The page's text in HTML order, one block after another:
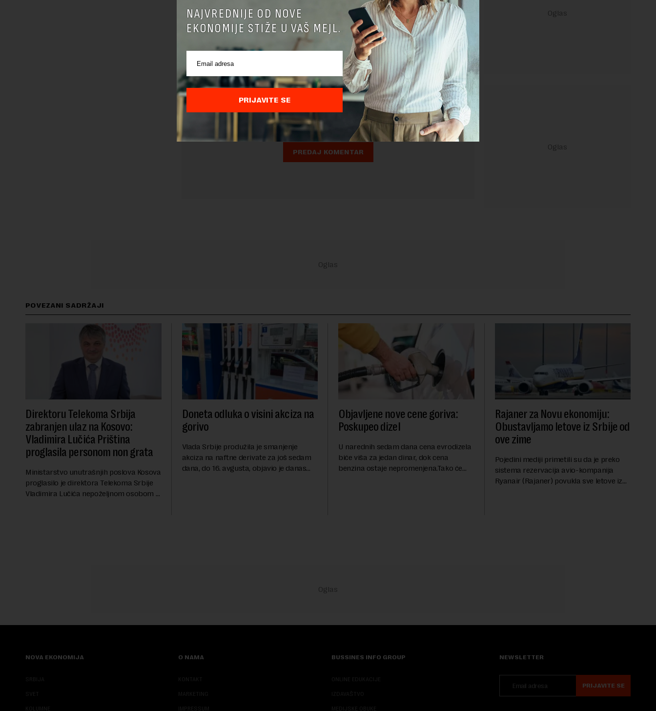
Pre slanja komentara, molimo vas da se upoznate sapravilima komentarisanja i pravilima
korišćenja sajta.
Google Politika Privatnosti i Google Uslovi
POVEZANI SADRŽAJI
Direktoru Telekoma Srbija
zabranjen ulaz na Kosovo:
Vladimira Lučića Priština
proglasila personom non grata
Ministarstvo unutrašnjih poslova Kosova
proglasilo je direktora Telekoma Srbije
Vladimira Lučića nepoželjnom osobom i
Doneta odluka o visini akciza na
gorivo
Vlada Srbije produžila je smanjenje
akciza na naftne derivate za još sedam
dana, do 16. avgusta, objavio je danas
Objavljene nove cene goriva:
Poskupeo dizel
U narednih sedam dana cena evrodizela
biće viša za jedan dinar, dok cena
benzina ostaje nepromenjena.Tako će
Rajaner za Novu ekonomiju:
Obustavljamo letove iz Srbije od
ove zime
Pojedini mediji primetili su da je preko
sistema rezervacija avio-kompanija
Ryanair (Rajaner) povukla sve letove iz
NOVA EKONOMIJA
SRBIJA
SVET
KOLUMNE
O NAMA
KONTAKT
MARKETING
IMPRESSUM
BUSSINES INFO GROUP
ONLINE EDUKACIJE
IZDAVAŠTVO
MEDIJSKE OBUKE
NEWSLETTER
PRIJAVITE SE
NAJVREDNIJE OD NOVE
EKONOMIJE STIŽE U VAŠ MEJL.
PRIJAVITE SE